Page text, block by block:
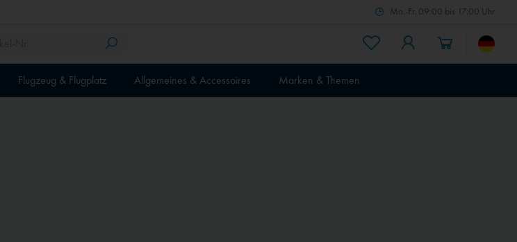
Mo.-Fr. 09:00 bis 17:00 Uhr
Flugzeug & Flugplatz Allgemeines & Accessoires Marken & Themen